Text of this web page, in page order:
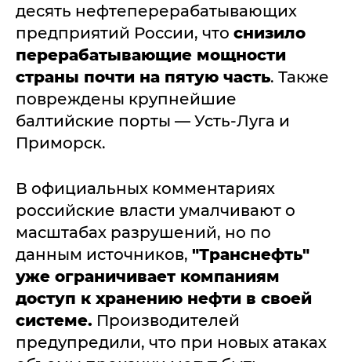
десять нефтеперерабатывающих
предприятий России, что снизило
перерабатывающие мощности
страны почти на пятую часть. Также
повреждены крупнейшие
балтийские порты — Усть-Луга и
Приморск.
В официальных комментариях
российские власти умалчивают о
масштабах разрушений, но по
данным источников, "Транснефть"
уже ограничивает компаниям
доступ к хранению нефти в своей
системе. Производителей
предупредили, что при новых атаках